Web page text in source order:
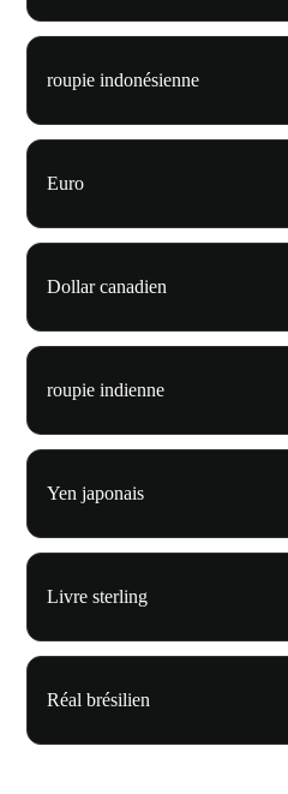
roupie indonésienne
Euro
Dollar canadien
roupie indienne
Yen japonais
Livre sterling
Réal brésilien